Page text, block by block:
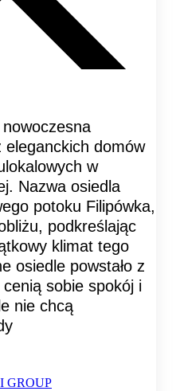
eleganckich domów
w
Nazwa osiedla
potoku Filipówka,
podkreślając
klimat tego
osiedle powstało z
sobie spokój i
nie chcą
GROUP